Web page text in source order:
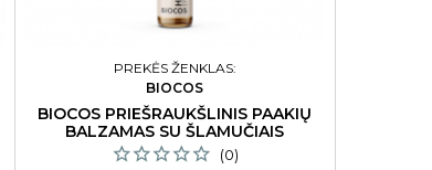
PREKĖS ŽENKLAS:
BIOCOS
BIOCOS PRIEŠRAUKŠLINIS PAAKIŲ
BALZAMAS SU ŠLAMUČIAIS
HELICHRYSUM
(0)